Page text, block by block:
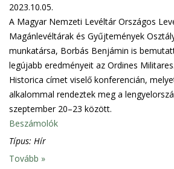
2023.10.05.
A Magyar Nemzeti Levéltár Országos
Magánlevéltárak és Gyűjtemények
munkatársa, Borbás Benjámin is
legújabb eredményeit az Ordines
Historica címet viselő konferencián,
alkalommal rendeztek meg a
szeptember 20–23 között.
Beszámolók
Típus: Hír
Tovább »